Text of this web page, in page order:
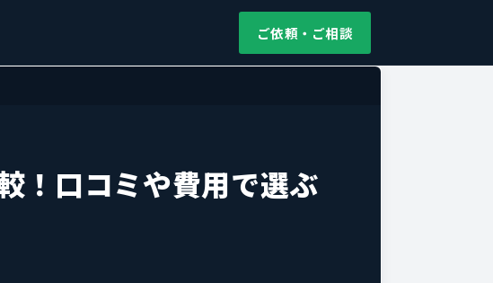
ご依頼・ご相談
！口コミや費用で選ぶ